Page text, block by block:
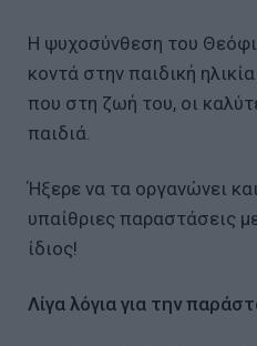
Η ψυχοσύνθεση του
κοντά στην παιδική
που στη ζωή του, οι
παιδιά.
Ήξερε να τα οργανώνει
υπαίθριες παραστάσεις
ίδιος!
Λίγα λόγια για την